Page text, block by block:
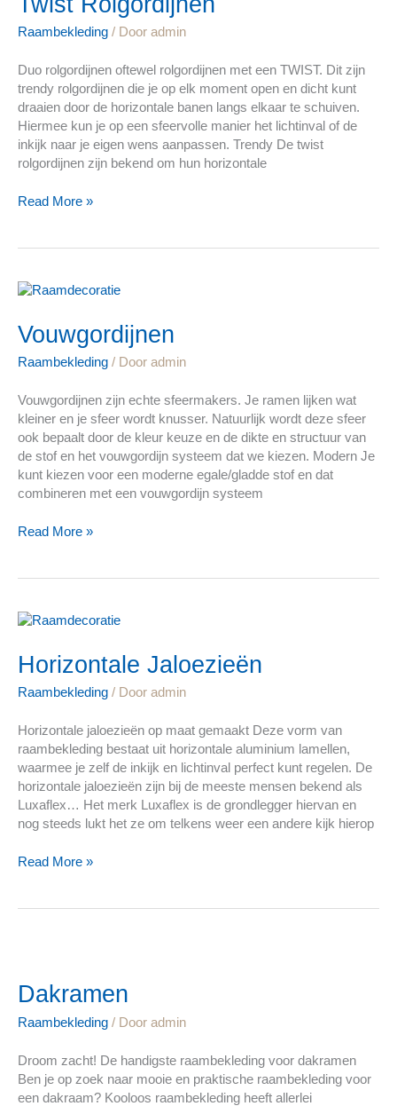
Raambekleding / Door admin
Duo rolgordijnen oftewel rolgordijnen met een TWIST. Dit zijn
trendy rolgordijnen die je op elk moment open en dicht kunt
draaien door de horizontale banen langs elkaar te schuiven.
Hiermee kun je op een sfeervolle manier het lichtinval of de
inkijk naar je eigen wens aanpassen. Trendy De twist
rolgordijnen zijn bekend om hun horizontale
Read More »
Vouwgordijnen
Raambekleding / Door admin
Vouwgordijnen zijn echte sfeermakers. Je ramen lijken wat
kleiner en je sfeer wordt knusser. Natuurlijk wordt deze sfeer
ook bepaalt door de kleur keuze en de dikte en structuur van
de stof en het vouwgordijn systeem dat we kiezen. Modern Je
kunt kiezen voor een moderne egale/gladde stof en dat
combineren met een vouwgordijn systeem
Vouwgordijnen
Read More »
Horizontale Jaloezieën
Raambekleding / Door admin
Horizontale jaloezieën op maat gemaakt Deze vorm van
raambekleding bestaat uit horizontale aluminium lamellen,
waarmee je zelf de inkijk en lichtinval perfect kunt regelen. De
horizontale jaloezieën zijn bij de meeste mensen bekend als
Luxaflex… Het merk Luxaflex is de grondlegger hiervan en
nog steeds lukt het ze om telkens weer een andere kijk hierop
Horizontale
Read More »
Dakramen
Raambekleding / Door admin
Droom zacht! De handigste raambekleding voor dakramen
Ben je op zoek naar mooie en praktische raambekleding voor
een dakraam? Kooloos raambekleding heeft allerlei